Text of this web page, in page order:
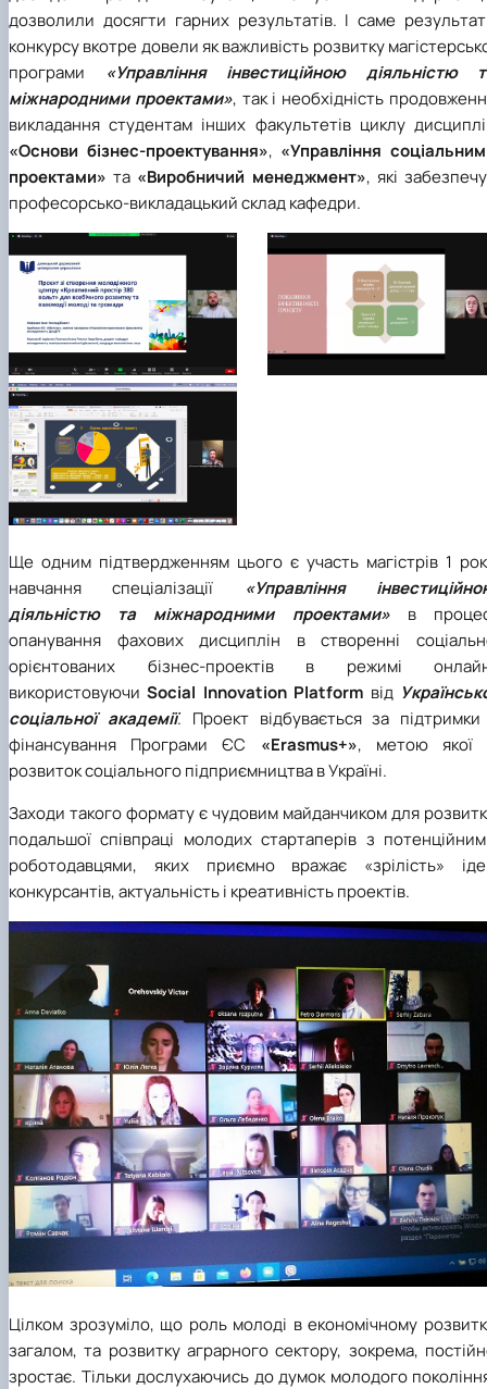
дозволили досягти гарних результатів. І саме
конкурсу вкотре довели як важливість розвитку
програми
«Управління інвестиційною діяльністю
міжнародними проектами», так і необхідність
викладання студентам інших факультетів циклу
«Основи бізнес-проектування», «Управління
проектами» та «Виробничий менеджмент», які
професорсько-викладацький склад кафедри.
Ще одним підтвердженням цього є участь магістрів 1
навчання спеціалізації
«Управління
діяльністю та міжнародними проектами»в
опанування фахових дисциплін в створенні
орієнтованих бізнес-проектів в режимі
використовуючиSocial Innovation Platform від
соціальної академії. Проект відбувається за підтримки
фінансування Програми ЄС «Erasmus+», метою якої
розвиток соціального підприємництва в Україні.
Заходи такого формату є чудовим майданчиком для
подальшої співпраці молодих стартаперів з
роботодавцями, яких приємно вражає «зрілість»
конкурсантів, актуальність і креативність проектів.
Цілком зрозуміло, що роль молоді в економічному
загалом, та розвитку аграрного сектору, зокрема,
зростає. Тільки дослухаючись до думок молодого